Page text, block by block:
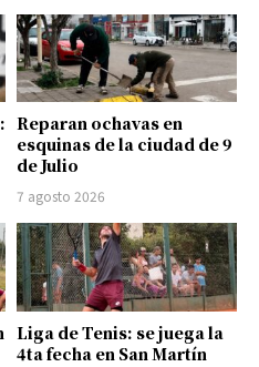
Reparan ochavas en
esquinas de la ciudad de 9
de Julio
7 agosto 2026
Liga de Tenis: se juega la
4ta fecha en San Martín